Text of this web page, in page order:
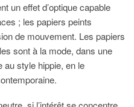
un effet d’optique capable
; les papiers peints
de mouvement. Les papiers
sont à la mode, dans une
au style hippie, en le